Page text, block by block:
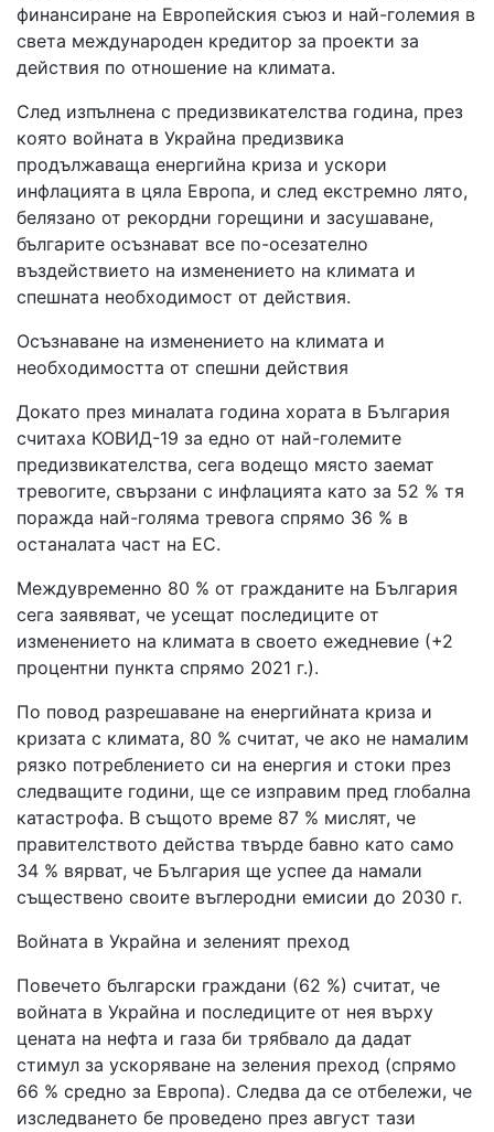
финансиране на Европейския съюз и най-големия в
света международен кредитор за проекти за
действия по отношение на климата.
След изпълнена с предизвикателства година, през
която войната в Украйна предизвика
продължаваща енергийна криза и ускори
инфлацията в цяла Европа, и след екстремно лято,
белязано от рекордни горещини и засушаване,
българите осъзнават все по-осезателно
въздействието на изменението на климата и
спешната необходимост от действия.
Осъзнаване на изменението на климата и
необходимостта от спешни действия
Докато през миналата година хората в България
считаха КОВИД-19 за едно от най-големите
предизвикателства, сега водещо място заемат
тревогите, свързани с инфлацията като за 52 % тя
поражда най-голяма тревога спрямо 36 % в
останалата част на ЕС.
Междувременно 80 % от гражданите на България
сега заявяват, че усещат последиците от
изменението на климата в своето ежедневие (+2
процентни пункта спрямо 2021 г.).
По повод разрешаване на енергийната криза и
кризата с климата, 80 % считат, че ако не намалим
рязко потреблението си на енергия и стоки през
следващите години, ще се изправим пред глобална
катастрофа. В същото време 87 % мислят, че
правителството действа твърде бавно като само
34 % вярват, че България ще успее да намали
съществено своите въглеродни емисии до 2030 г.
Войната в Украйна и зеленият преход
Повечето български граждани (62 %) считат, че
войната в Украйна и последиците от нея върху
цената на нефта и газа би трябвало да дадат
стимул за ускоряване на зеления преход (спрямо
66 % средно за Европа). Следва да се отбележи, че
изследването бе проведено през август тази